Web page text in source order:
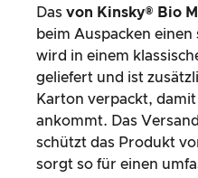
Das von Kinsky® Bio
beim Auspacken
wird in einem
geliefert und ist
Karton verpackt,
ankommt. Das
schützt das Produkt
sorgt so für einen